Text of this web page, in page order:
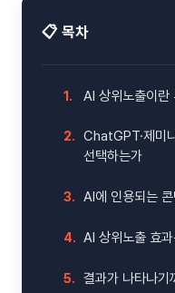
📋 목차
1. AI 상위노출이란
2.
ChatGPT·제미
선택하는가
3. AI에 인용되는
4. AI 상위노출 효
5. 결과가 나타나기